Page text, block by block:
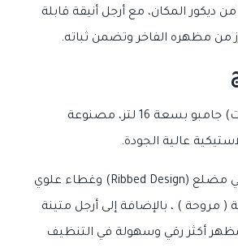
ديكور المكان، مع أرجل أنيقة قابلة
من مظهره الفاخر وتضمن ثباته.
سلة نفايات (باسكت) جامبو بسعة 16 لتر، مصنوعة
عالية الجودة.
يتميز بتصميم خارجي مضلع (Ribbed Design) وغطاء علوي
( مروحة ) ، بالإضافة إلى أرجل متينة
أكثر رقي وسهولة في التنظيف